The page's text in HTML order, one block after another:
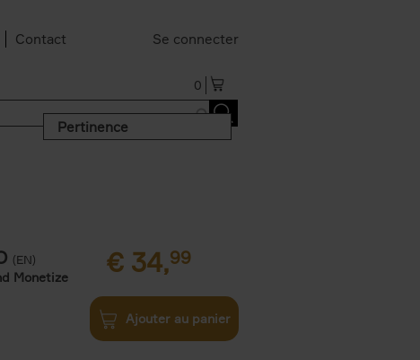
Contact Se connecter
0
Pertinence
(EN)
Monetize
€ 34,99
Ajouter au panier